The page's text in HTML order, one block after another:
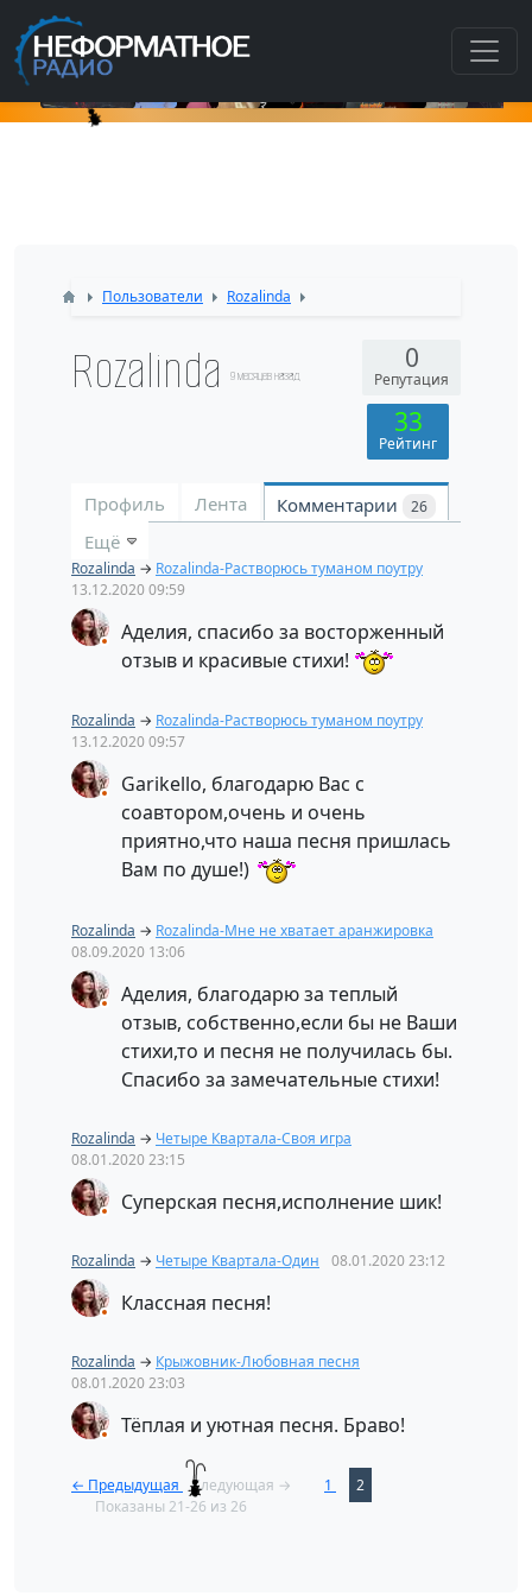
Пользователи Rozalinda
Rozalinda 9 месяцев назад
0
Репутация
33
Рейтинг
Профиль Лента Комментарии 26
Ещё
Rozalinda → Rozalinda-Растворюсь туманом поутру
13.12.202009:59
Аделия, спасибо за восторженный
отзыв и красивые стихи!
Rozalinda → Rozalinda-Растворюсь туманом поутру
13.12.202009:57
Garikello, благодарю Вас с
соавтором,очень и очень
приятно,что наша песня пришлась
Вам по душе!)
Rozalinda → Rozalinda-Мне не хватает аранжировка
08.09.2020 13:06
Аделия, благодарю за теплый
отзыв, собственно,если бы не Ваши
стихи,то и песня не получилась бы.
Спасибо за замечательные стихи!
Rozalinda → Четыре Квартала-Своя игра
08.01.202023:15
Суперская песня,исполнение шик!
Rozalinda → Четыре Квартала-Один 08.01.202023:12
Классная песня!
Rozalinda → Крыжовник-Любовная песня
08.01.202023:03
Тёплая и уютная песня. Браво!
← Предыдущая Следующая → 1
2
Показаны 21-26 из 26